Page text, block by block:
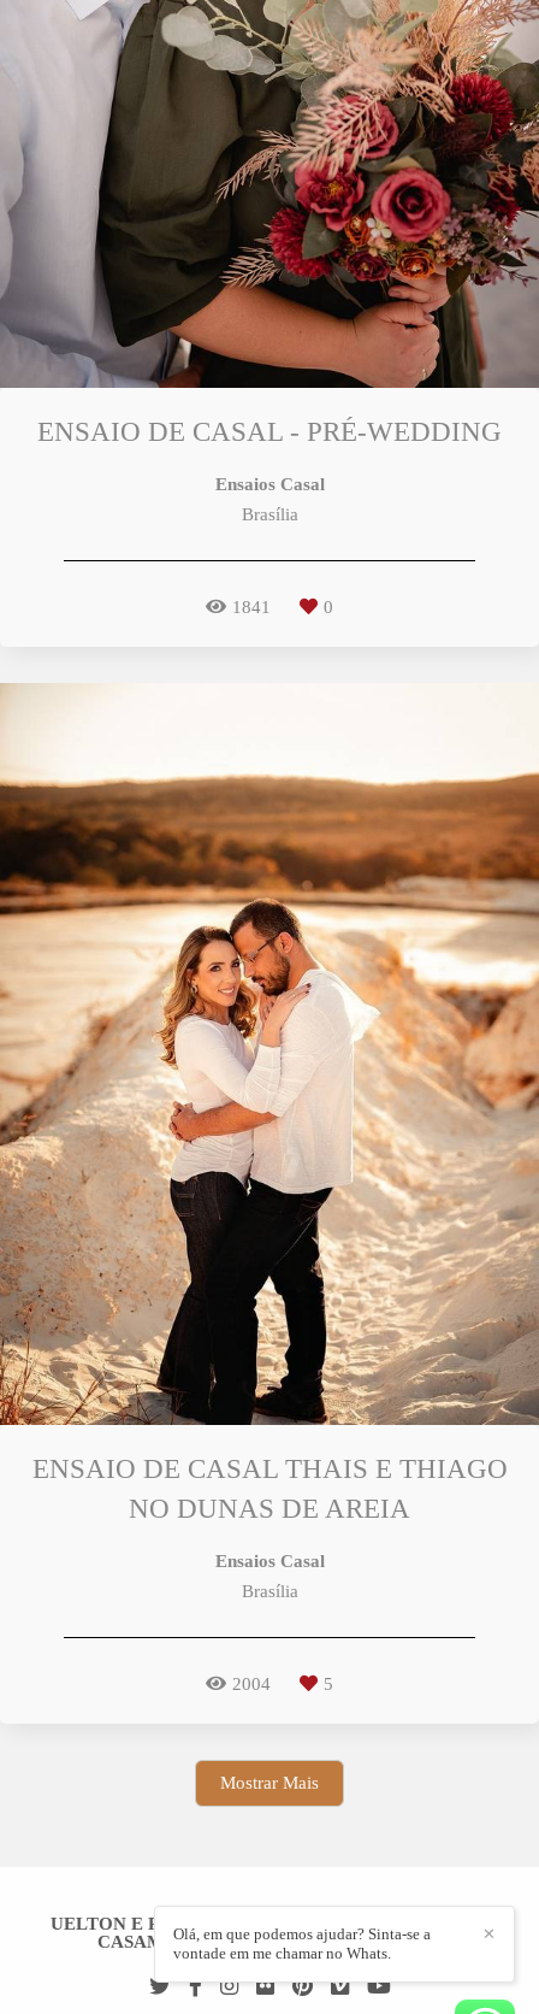
ENSAIO DE CASAL - PRÉ-WEDDING
Ensaios Casal
Brasília
1841 0
ENSAIO DE CASAL THAIS E THIAGO
NO DUNAS DE AREIA
Ensaios Casal
Brasília
2004 5
Mostrar Mais
UELTON E RAQUEL LACERDA- FOTÓGRAFOS DE
CASAMENTO- BRASÍLIA-DF/CONTATO ✕
Olá, em que podemos ajudar? Sinta-se a
vontade em me chamar no Whats.